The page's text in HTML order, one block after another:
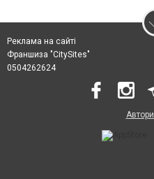
Реклама на сайті
Франшиза "CitySites"
0504262624